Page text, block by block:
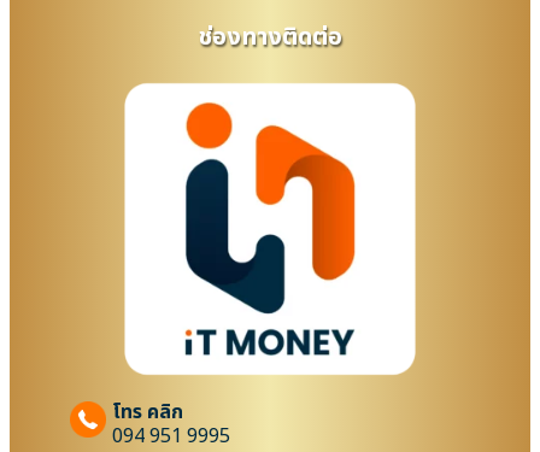
ช่องทางติดต่อ
โทร คลิก
094 951 9995